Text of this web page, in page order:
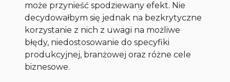
może przynieść spodziewany efekt. Nie
decydowałbym się jednak na bezkrytyczne
korzystanie z nich z uwagi na możliwe
błędy, niedostosowanie do specyfiki
produkcyjnej, branżowej oraz różne cele
biznesowe.